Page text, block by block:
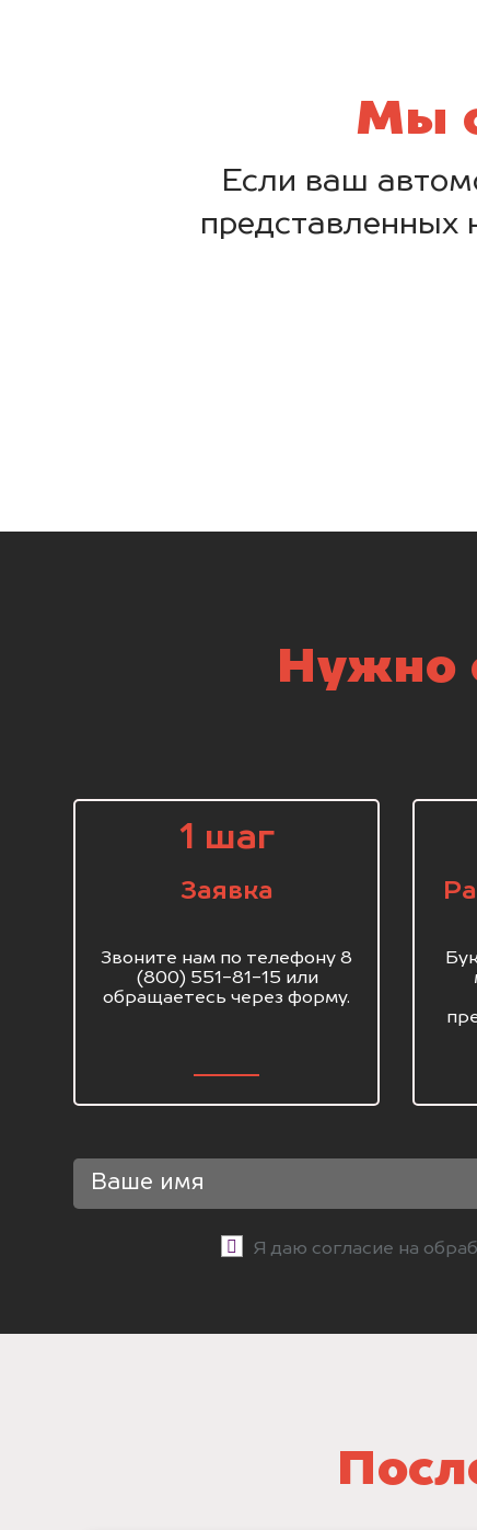
Мы
Если ваш
представленных
Нужно
1 шаг
Заявка
Звоните нам по телефону 8
(800) 551-81-15 или
обращаетесь через форму.
Я даю согласие на